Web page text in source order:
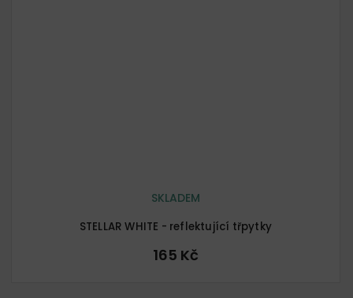
STELLAR WHITE - reflektující třpytky
SKLADEM
165 Kč